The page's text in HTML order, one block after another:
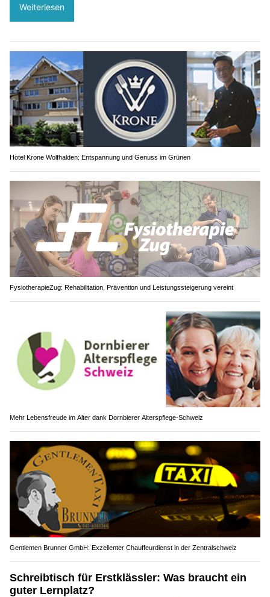
Weiterlesen
Hotel Krone Wolfhalden: Entspannung und Genuss im Grünen
FysiotherapieZug: Rehabilitation, Prävention und Leistungssteigerung vereint
Mehr Lebensfreude im Alter dank Dornbierer Alterspflege-Schweiz
Gentlemen Brunner GmbH: Exzellenter Chauffeurdienst in der Zentralschweiz
Schreibtisch für Erstklässler: Was braucht ein
guter Lernplatz?